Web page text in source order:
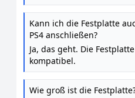
Kann ich die Festplatte
PS4 anschließen?
Ja, das geht. Die
kompatibel.
Wie groß ist die